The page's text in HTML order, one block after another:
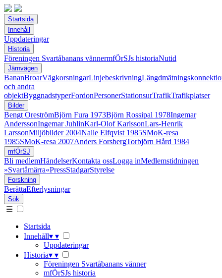
Startsida
Innehåll
Uppdateringar
Historia
Föreningen Svartåbanans vännermfÖrSJs historiaNutid
Järnvägen
BananBroarVägkorsningarLinjebeskrivning
och andra
objektByggnadstyperFordonPersonerStationsurTrafikTrafikplatser
Bilder
Bengt OreströmBjörn Fura 1973Björn Rossipal 1978Ingemar
AnderssonIngemar JuhlinKarl-Olof KarlssonLars-Henrik
LarssonMiljöbilder 2004Nalle Elfqvist 1985SMoK-resa
1985SMoK-resa 2007Anders ForsbergTorbjörn Hård 1984
mfÖrSJ
Bli medlemHändelserKontakta ossLogga inMedlemstidningen
»Svartåmärra«PressStadgarStyrelse
Forskning
BerättaEfterlysningar
Sök
☰
Startsida
Innehåll▾ ▾
Uppdateringar
Historia▾ ▾
Föreningen Svartåbanans vänner
mfÖrSJs historia